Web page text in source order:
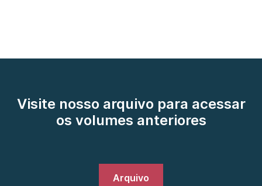
Visite nosso arquivo para acessar
os volumes anteriores
Arquivo